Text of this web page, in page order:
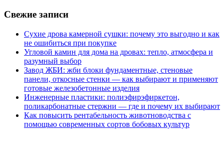
Свежие записи
Сухие дрова камерной сушки: почему это выгодно и как
не ошибиться при покупке
Угловой камин для дома на дровах: тепло, атмосфера и
разумный выбор
Завод ЖБИ: жби блоки фундаментные, стеновые
панели, откосные стенки — как выбирают и применяют
готовые железобетонные изделия
Инженерные пластики: полиэфирэфиркетон,
поликарбонатные стержни — где и почему их выбирают
Как повысить рентабельность животноводства с
помощью современных сортов бобовых культур